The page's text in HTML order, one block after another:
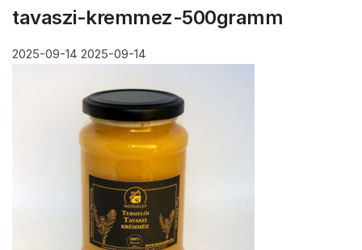
tavaszi-kremmez-500gramm
2025-09-14 2025-09-14